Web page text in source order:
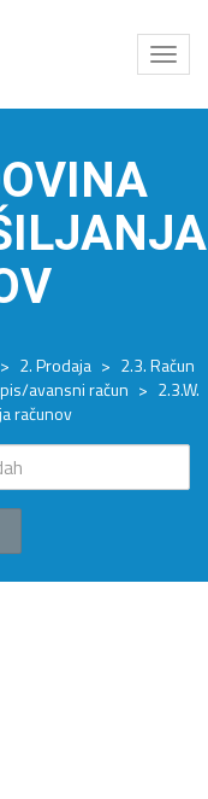
Odpri
meni
> 2. Prodaja > 2.3. Račun
avansni račun > 2.3.W.
računov